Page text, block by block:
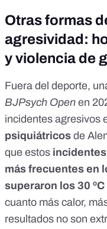
Otras formas
agresividad:
y violencia de
Fuera del deporte,
BJPsych Open en
incidentes agresivos
psiquiátricos de
que estos
más frecuentes en
superaron los 30 ºC
cuanto más calor,
resultados no son